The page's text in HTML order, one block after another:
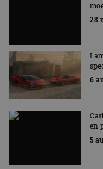
EV Experience
28
6
en
5